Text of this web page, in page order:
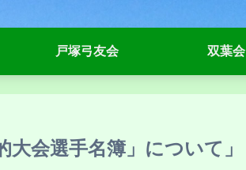
戸塚弓友会 双葉会
大会選手名簿」について」